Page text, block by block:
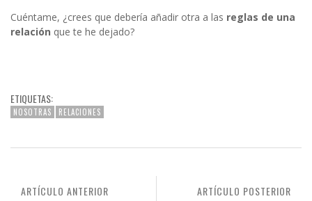
Cuéntame, ¿crees que debería añadir otra a las reglas de una
relación que te he dejado?
ETIQUETAS:
NOSOTRAS RELACIONES
ARTÍCULO POSTERIOR
ARTÍCULO ANTERIOR